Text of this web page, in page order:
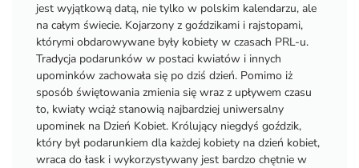
jest wyjątkową datą, nie tylko w polskim kalendarzu, ale
na całym świecie. Kojarzony z goździkami i rajstopami,
którymi obdarowywane były kobiety w czasach PRL-u.
Tradycja podarunków w postaci kwiatów i innych
upominków zachowała się po dziś dzień. Pomimo iż
sposób świętowania zmienia się wraz z upływem czasu
to, kwiaty wciąż stanowią najbardziej uniwersalny
upominek na Dzień Kobiet. Królujący niegdyś goździk,
który był podarunkiem dla każdej kobiety na dzień kobiet,
wraca do łask i wykorzystywany jest bardzo chętnie w